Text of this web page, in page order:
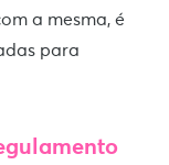
a mesma, é
para